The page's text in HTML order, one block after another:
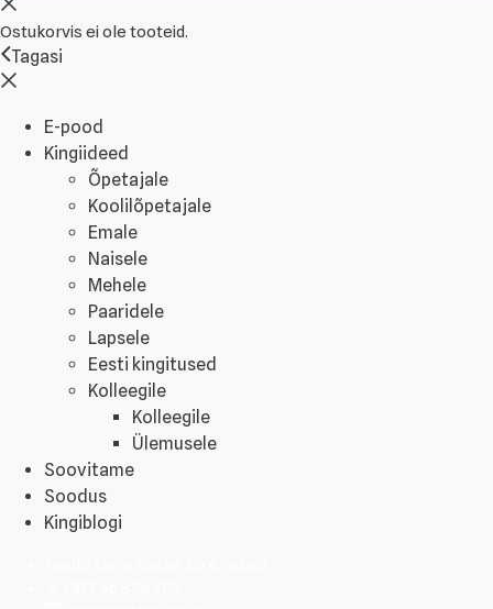
Ostukorvis ei ole tooteid.
Tagasi
E-pood
Kingiideed
Õpetajale
Koolilõpetajale
Emale
Naisele
Mehele
Paaridele
Lapsele
Eesti kingitused
Kolleegile
Kolleegile
Ülemusele
Soovitame
Soodus
Kingiblogi